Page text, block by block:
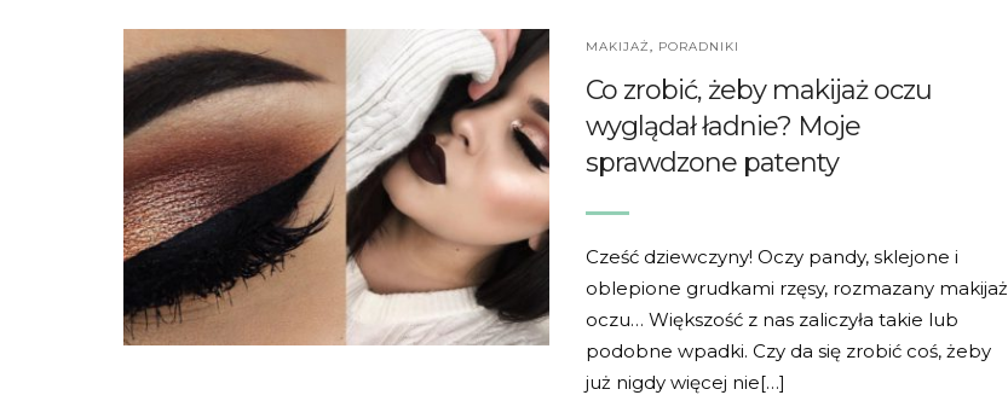
MAKIJAŻ PORADNIKI
Co zrobić, żeby makijaż oczu
wyglądał ładnie? Moje
sprawdzone patenty
Cześć dziewczyny! Oczy pandy, sklejone i
oblepione grudkami rzęsy, rozmazany makijaż
oczu… Większość z nas zaliczyła takie lub
podobne wpadki. Czy da się zrobić coś, żeby
już nigdy więcej nie[…]